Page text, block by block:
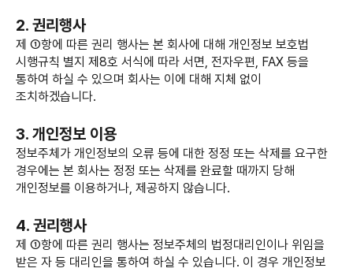
2. 권리행사
제 ①항에 따른 권리 행사는 본 회사에 대해 개인정보 보호법
시행규칙 별지 제8호 서식에 따라 서면, 전자우편, FAX 등을
통하여 하실 수 있으며 회사는 이에 대해 지체 없이
조치하겠습니다.
3. 개인정보 이용
정보주체가 개인정보의 오류 등에 대한 정정 또는 삭제를 요구한
경우에는 본 회사는 정정 또는 삭제를 완료할 때까지 당해
개인정보를 이용하거나, 제공하지 않습니다.
4. 권리행사
제 ①항에 따른 권리 행사는 정보주체의 법정대리인이나 위임을
받은 자 등 대리인을 통하여 하실 수 있습니다. 이 경우 개인정보